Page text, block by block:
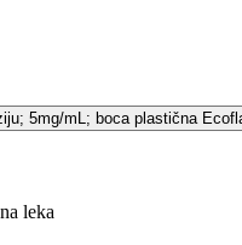
5mg/mL; boca plastična
leka